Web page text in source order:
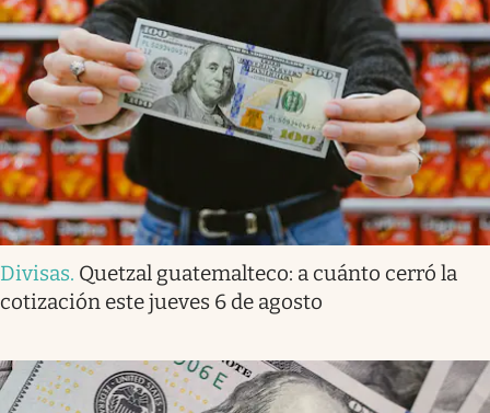
Divisas. Quetzal guatemalteco: a cuánto cerró la
cotización este jueves 6 de agosto